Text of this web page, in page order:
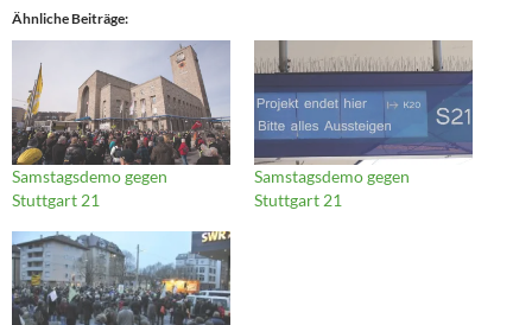
Ähnliche Beiträge
Samstagsdemo gegen
Stuttgart 21
Samstagsdemo gegen
Stuttgart 21